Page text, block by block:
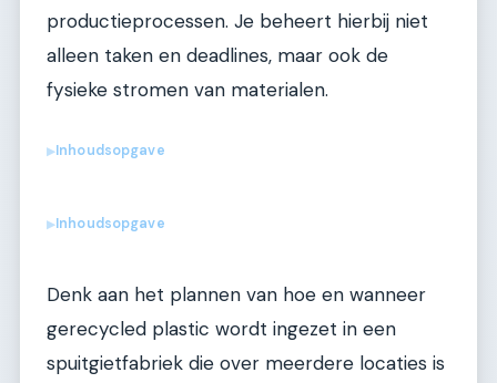
productieprocessen. Je beheert hierbij niet
alleen taken en deadlines, maar ook de
fysieke stromen van materialen.
▶Inhoudsopgave
▶Inhoudsopgave
Denk aan het plannen van hoe en wanneer
gerecycled plastic wordt ingezet in een
spuitgietfabriek die over meerdere locaties is